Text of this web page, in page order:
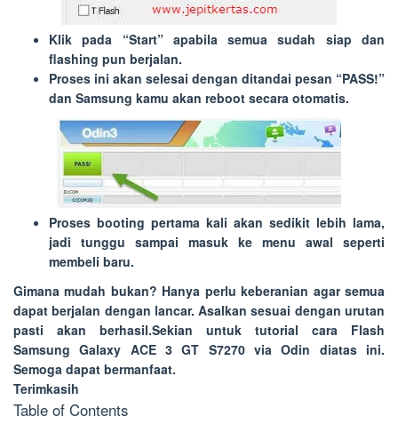
Klik pada “Start” apabila semua sudah siap dan
flashing pun berjalan.
Proses ini akan selesai dengan ditandai pesan “PASS!”
dan Samsung kamu akan reboot secara otomatis.
Proses booting pertama kali akan sedikit lebih lama,
jadi tunggu sampai masuk ke menu awal seperti
membeli baru.
Gimana mudah bukan? Hanya perlu keberanian agar semua
dapat berjalan dengan lancar. Asalkan sesuai dengan urutan
pasti akan berhasil.Sekian untuk tutorial cara Flash
Samsung Galaxy ACE 3 GT S7270 via Odin diatas ini.
Semoga dapat bermanfaat.
Terimkasih
Table of Contents